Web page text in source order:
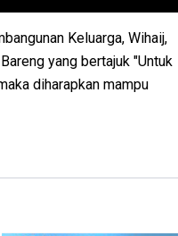
Keluarga, Wihaij,
yang bertajuk "Untuk
diharapkan mampu